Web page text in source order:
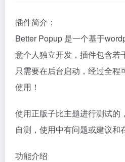
插件简介：
Better Popup 是一个基于
意个人独立开发，插件包含若
只需要在后台启动，经过全程
使用！
使用正版子比主题进行测试的
自测，使用中有问题或建议和
功能介绍